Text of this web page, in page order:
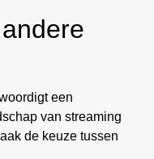
een
van streaming
de keuze tussen